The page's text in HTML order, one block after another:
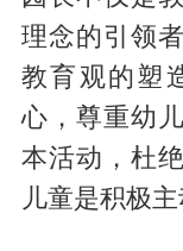
理念的引领
教育观的塑
心，尊重幼
本活动，杜
儿童是积极主